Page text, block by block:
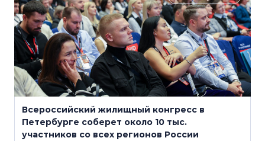
Всероссийский жилищный конгресс в
Петербурге соберет около 10 тыс.
участников со всех регионов России